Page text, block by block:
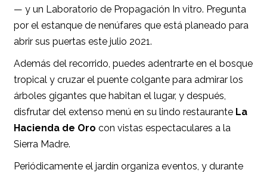
— y un Laboratorio de Propagación In vitro. Pregunta
por el estanque de nenúfares que está planeado para
abrir sus puertas este julio 2021.
Además del recorrido, puedes adentrarte en el bosque
tropical y cruzar el puente colgante para admirar los
árboles gigantes que habitan el lugar, y después,
disfrutar del extenso menú en su lindo restaurante La
Hacienda de Oro con vistas espectaculares a la
Sierra Madre.
Periódicamente el jardín organiza eventos, y durante